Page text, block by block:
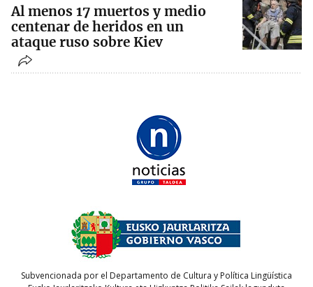
Al menos 17 muertos y medio
centenar de heridos en un
ataque ruso sobre Kiev
Subvencionada por el Departamento de Cultura y Política Lingüística